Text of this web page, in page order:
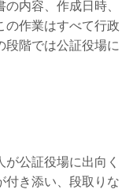
内容、作成日時、
の作業はすべて行政
段階では公証役場に
公証役場に出向く
付き添い、段取りな